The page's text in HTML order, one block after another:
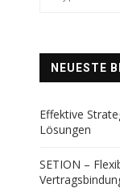
NEUESTE
Effektive
Lösungen
SETION –